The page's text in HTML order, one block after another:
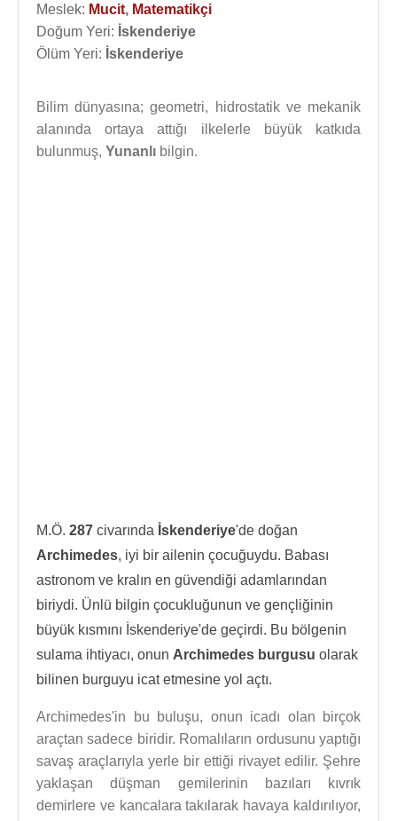
Meslek: Mucit, Matematikçi
Doğum Yeri: İskenderiye
Ölüm Yeri: İskenderiye
Bilim dünyasına; geometri, hidrostatik ve mekanik
alanında ortaya attığı ilkelerle büyük katkıda
bulunmuş, Yunanlı bilgin.
M.Ö. 287 civarında İskenderiye'de doğan
Archimedes, iyi bir ailenin çocuğuydu. Babası
astronom ve kralın en güvendiği adamlarından
biriydi. Ünlü bilgin çocukluğunun ve gençliğinin
büyük kısmını İskenderiye'de geçirdi. Bu bölgenin
sulama ihtiyacı, onun Archimedes burgusu olarak
bilinen burguyu icat etmesine yol açtı.
Archimedes'in bu buluşu, onun icadı olan birçok
araçtan sadece biridir. Romalıların ordusunu yaptığı
savaş araçlarıyla yerle bir ettiği rivayet edilir. Şehre
yaklaşan düşman gemilerinin bazıları kıvrık
demirlere ve kancalara takılarak havaya kaldırılıyor,